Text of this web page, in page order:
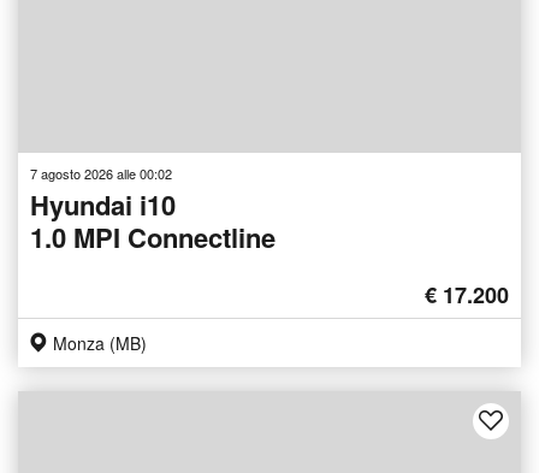
7 agosto 2026 alle 00:02
Hyundai i10
1.0 MPI Connectline
€ 17.200
Monza (MB)